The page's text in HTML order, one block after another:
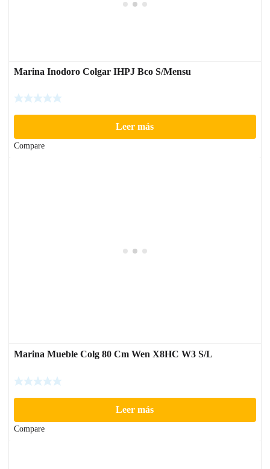
Marina Inodoro Colgar IHPJ Bco S/Mensu
Leer más
Compare
Marina Mueble Colg 80 Cm Wen X8HC W3 S/L
Leer más
Compare